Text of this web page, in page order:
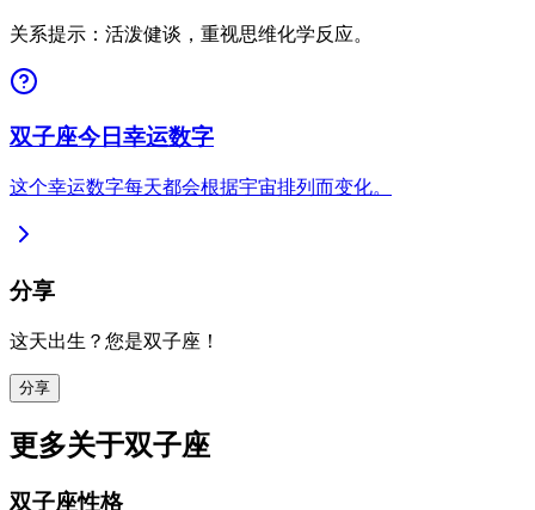
关系提示：活泼健谈，重视思维化学反应。
双子座今日幸运数字
这个幸运数字每天都会根据宇宙排列而变化。
分享
这天出生？您是双子座！
分享
更多关于双子座
双子座性格